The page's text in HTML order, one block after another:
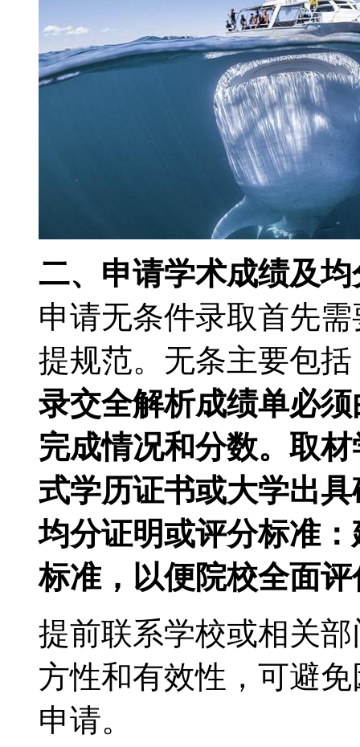
二、申请学术成绩及
申请无条件录取首先
提规范。无条主要包括
录交全解析成绩单必
完成情况和分数。取
式学历证书或大学出
均分证明或评分标准
标准，以便院校全面
提前联系学校或相关
方性和有效性，可避
申请。